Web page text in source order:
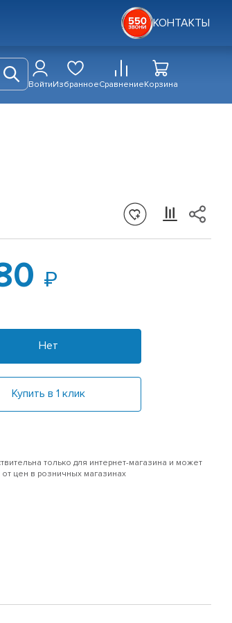
КОНТАКТЫ
ВойтиИзбранноеСравнениеКорзина
Нет
Купить в 1 клик
только для интернет-магазина и может
от цен в розничных магазинах